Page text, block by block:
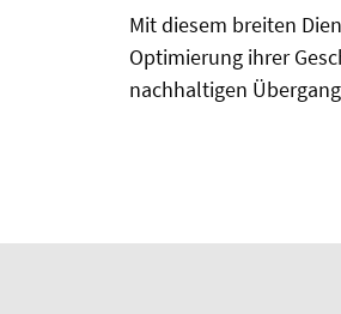
Mit diesem breiten
Optimierung ihrer
nachhaltigen